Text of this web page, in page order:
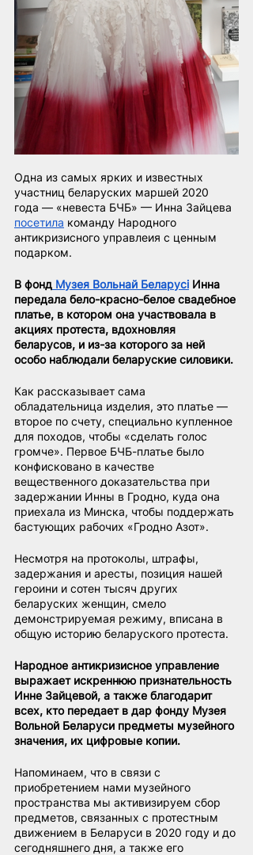
Одна из самых ярких и известных
участниц беларуских маршей 2020
года — «невеста БЧБ» — Инна Зайцева
посетила команду Народного
антикризисного управлеия с ценным
подарком.
В фонд Музея Вольнай Беларусi Инна
передала бело-красно-белое свадебное
платье, в котором она участвовала в
акциях протеста, вдохновляя
беларусов, и из-за которого за ней
особо наблюдали беларуские силовики.
Как рассказывает сама
обладательница изделия, это платье —
второе по счету, специально купленное
для походов, чтобы «сделать голос
громче». Первое БЧБ-платье было
конфисковано в качестве
вещественного доказательства при
задержании Инны в Гродно, куда она
приехала из Минска, чтобы поддержать
бастующих рабочих «Гродно Азот».
Несмотря на протоколы, штрафы,
задержания и аресты, позиция нашей
героини и сотен тысяч других
беларуских женщин, смело
демонстрируемая режиму, вписана в
общую историю беларуского протеста.
Народное антикризисное управление
выражает искреннюю признательность
Инне Зайцевой, а также благодарит
всех, кто передает в дар фонду Музея
Вольной Беларуси предметы музейного
значения, их цифровые копии.
Напоминаем, что в связи с
приобретением нами музейного
пространства мы активизируем сбор
предметов, связанных с протестным
движением в Беларуси в 2020 году и до
сегодняшнего дня, а также его